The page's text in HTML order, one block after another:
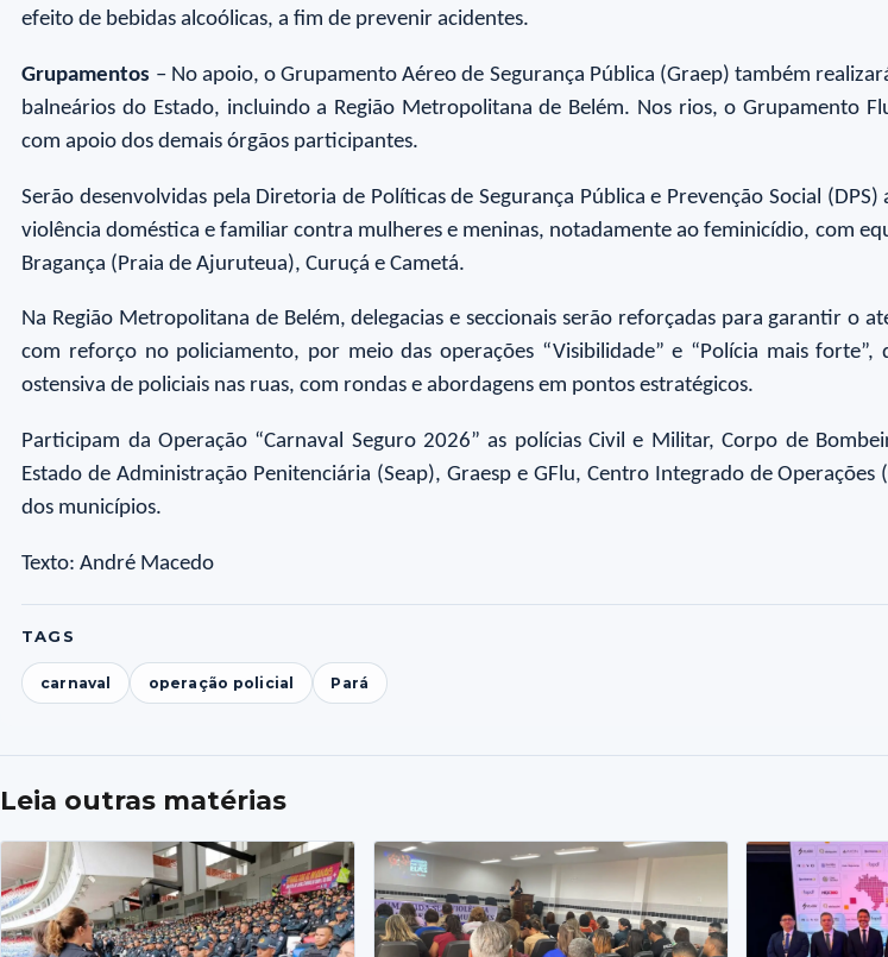
efeito de bebidas alcoólicas, a fim de prevenir acidentes.
Grupamentos – No apoio, o Grupamento Aéreo de Segurança Pública (Graep) também
balneários do Estado, incluindo a Região Metropolitana de Belém. Nos rios, o Grupamento
com apoio dos demais órgãos participantes.
Serão desenvolvidas pela Diretoria de Políticas de Segurança Pública e Prevenção Social
violência doméstica e familiar contra mulheres e meninas, notadamente ao feminicídio, com
Bragança (Praia de Ajuruteua), Curuçá e Cametá.
Na Região Metropolitana de Belém, delegacias e seccionais serão reforçadas para garantir o
com reforço no policiamento, por meio das operações “Visibilidade” e “Polícia mais
ostensiva de policiais nas ruas, com rondas e abordagens em pontos estratégicos.
Participam da Operação “Carnaval Seguro 2026” as polícias Civil e Militar, Corpo de
Estado de Administração Penitenciária (Seap), Graesp e GFlu, Centro Integrado de
dos municípios.
Texto: André Macedo
TAGS
carnaval operação policial Pará
Leia outras matérias